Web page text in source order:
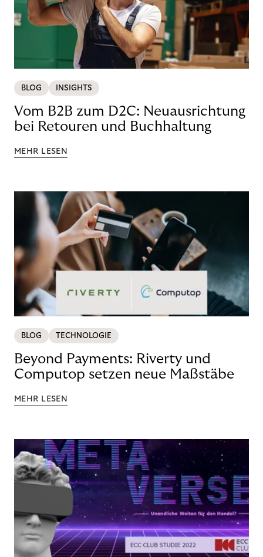
BLOG INSIGHTS
Vom B2B zum D2C: Neuausrichtung
bei Retouren und Buchhaltung
MEHR LESEN
BLOG TECHNOLOGIE
Beyond Payments: Riverty und
Computop setzen neue Maßstäbe
MEHR LESEN